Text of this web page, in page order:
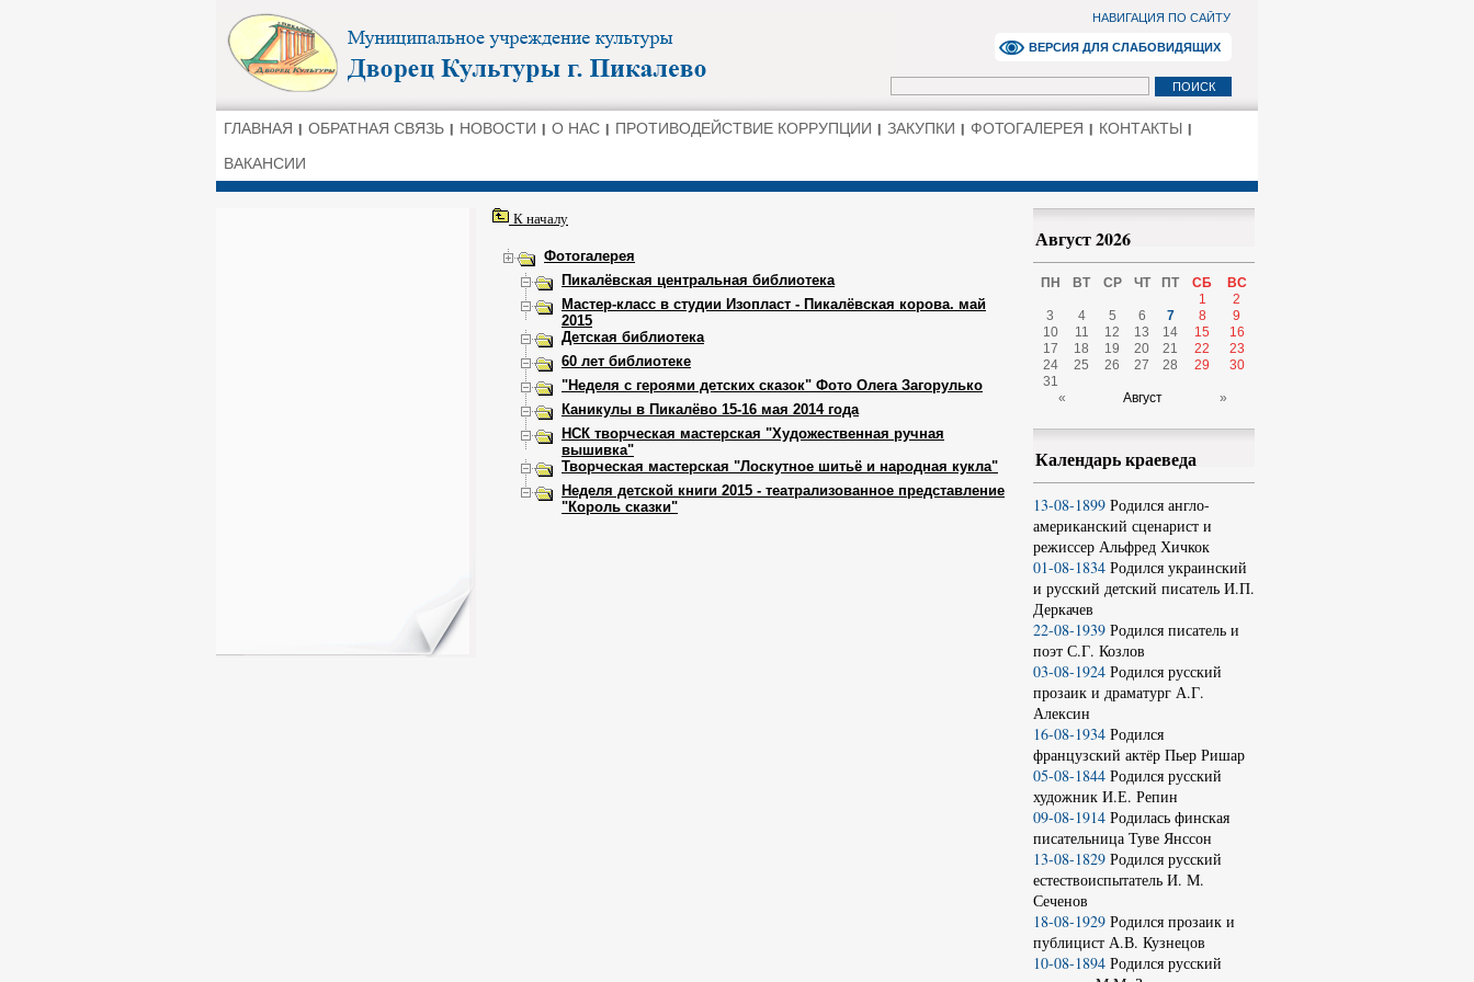
НАВИГАЦИЯ ПО САЙТУ
ВЕРСИЯ ДЛЯ СЛАБОВИДЯЩИХ
ГЛАВНАЯ ОБРАТНАЯ СВЯЗЬ НОВОСТИ О НАС ПРОТИВОДЕЙСТВИЕ КОРРУПЦИИ ЗАКУПКИ ФОТОГАЛЕРЕЯ
КОНТАКТЫ
ВАКАНСИИ
К началу
Фотогалерея
Пикалёвская центральная библиотека
Мастер-класс в студии Изопласт - Пикалёвская корова. май
2015
Детская библиотека
60 лет библиотеке
"Неделя с героями детских сказок" Фото Олега Загорулько
Каникулы в Пикалёво 15-16 мая 2014 года
НСК творческая мастерская "Художественная ручная
вышивка"
Творческая мастерская "Лоскутное шитьё и народная кукла"
Неделя детской книги 2015 - театрализованное представление
"Король сказки"
Август 2026
ПН ВТ СР ЧТ ПТ СБ
ВС
1
2
3
4 5 6 7 8
9
10
11 12 13 14 15
16
17
18 19 20 21 22
23
24
25 26 27 28 29
30
31
«
Август »
Календарь краеведа
13-08-1899 Родился англо-
американский сценарист и
режиссер Альфред Хичкок
01-08-1834 Родился украинский
и русский детский писатель И.П.
Деркачев
22-08-1939 Родился писатель и
поэт С.Г. Козлов
03-08-1924 Родился русский
прозаик и драматург А.Г.
Алексин
16-08-1934 Родился
французский актёр Пьер Ришар
05-08-1844 Родился русский
художник И.Е. Репин
09-08-1914 Родилась финская
писательница Туве Янссон
13-08-1829 Родился русский
естествоиспытатель И. М.
Сеченов
18-08-1929 Родился прозаик и
публицист А.В. Кузнецов
10-08-1894 Родился русский